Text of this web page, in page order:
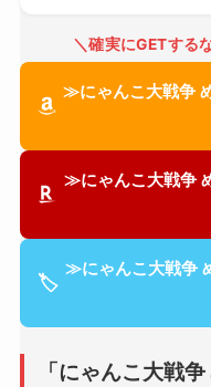
＼確実にGETする
≫にゃんこ大戦争
≫にゃんこ大戦争
🏷
≫にゃんこ大戦争
「にゃんこ大戦